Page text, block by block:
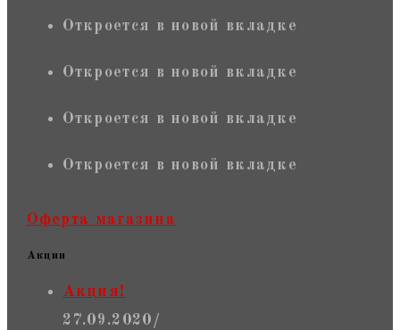
Откроется в новой вкладке
Откроется в новой вкладке
Откроется в новой вкладке
Откроется в новой вкладке
Оферта магазина
Акции
Акция!
27.09.2020 /